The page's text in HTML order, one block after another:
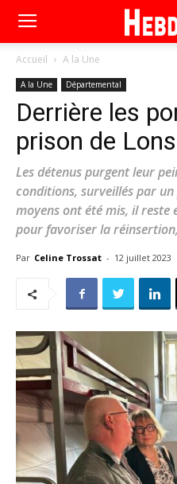
Accueil A la Une
A la Une Départemental
Derrière les
prison de
Les détenus purgent leur
conditions, surveillés par
moyens ont été mis, il
pour favoriser la
Par Celine Trossat - 12 juillet 2023